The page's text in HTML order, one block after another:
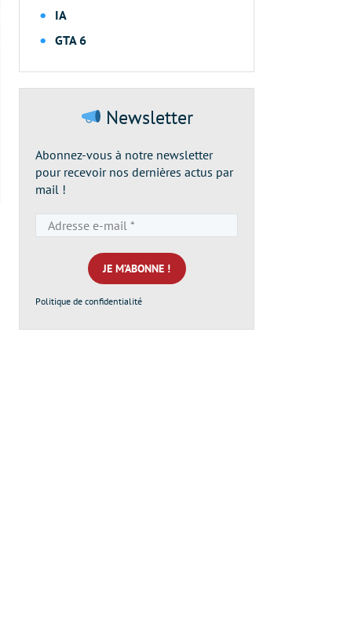
IA
GTA 6
Newsletter
Abonnez-vous à notre newsletter
pour recevoir nos dernières actus par
mail !
e-
mail
*
Politique de confidentialité